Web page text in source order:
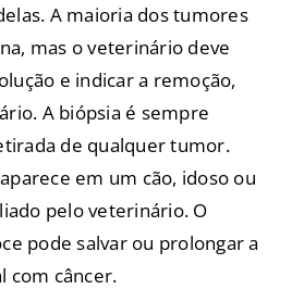
A maioria dos tumores
mas o veterinário deve
e indicar a remoção,
A biópsia é sempre
de qualquer tumor.
em um cão, idoso ou
pelo veterinário. O
pode salvar ou prolongar a
com câncer.